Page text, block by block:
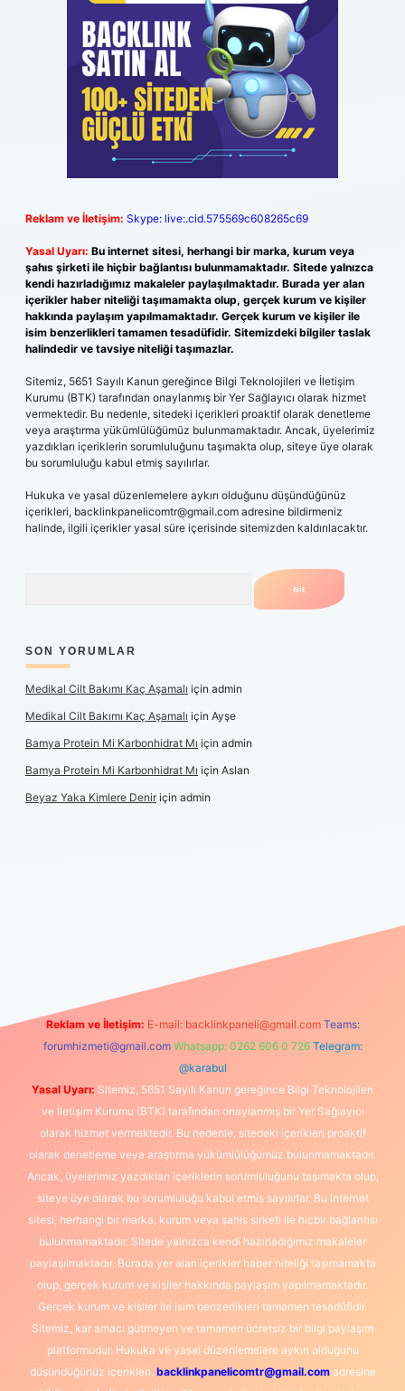
Reklam ve İletişim: Skype: live:.cid.575569c608265c69
Yasal Uyarı: Bu internet sitesi, herhangi bir marka, kurum veya
şahıs şirketi ile hiçbir bağlantısı bulunmamaktadır. Sitede yalnızca
kendi hazırladığımız makaleler paylaşılmaktadır. Burada yer alan
içerikler haber niteliği taşımamakta olup, gerçek kurum ve kişiler
hakkında paylaşım yapılmamaktadır. Gerçek kurum ve kişiler ile
isim benzerlikleri tamamen tesadüfidir. Sitemizdeki bilgiler taslak
halindedir ve tavsiye niteliği taşımazlar.
Sitemiz, 5651 Sayılı Kanun gereğince Bilgi Teknolojileri ve İletişim
Kurumu (BTK) tarafından onaylanmış bir Yer Sağlayıcı olarak hizmet
vermektedir. Bu nedenle, sitedeki içerikleri proaktif olarak denetleme
veya araştırma yükümlülüğümüz bulunmamaktadır. Ancak, üyelerimiz
yazdıkları içeriklerin sorumluluğunu taşımakta olup, siteye üye olarak
bu sorumluluğu kabul etmiş sayılırlar.
Hukuka ve yasal düzenlemelere aykırı olduğunu düşündüğünüz
içerikleri, backlinkpanelicomtr@gmail.com adresine bildirmeniz
halinde, ilgili içerikler yasal süre içerisinde sitemizden kaldırılacaktır.
SON YORUMLAR
Medikal Cilt Bakımı Kaç Aşamalı için admin
Medikal Cilt Bakımı Kaç Aşamalı için Ayşe
Bamya Protein Mi Karbonhidrat Mı için admin
Bamya Protein Mi Karbonhidrat Mı için Aslan
Beyaz Yaka Kimlere Deniriçin admin
Reklam ve İletişim: E-mail: backlinkpaneli@gmail.com Teams:
forumhizmeti@gmail.com Whatsapp: 0262 606 0 726 Telegram:
@karabul
Yasal Uyarı: Sitemiz, 5651 Sayılı Kanun gereğince Bilgi Teknolojileri
ve İletişim Kurumu (BTK) tarafından onaylanmış bir Yer Sağlayıcı
olarak hizmet vermektedir. Bu nedenle, sitedeki içerikleri proaktif
olarak denetleme veya araştırma yükümlülüğümüz bulunmamaktadır.
Ancak, üyelerimiz yazdıkları içeriklerin sorumluluğunu taşımakta olup,
siteye üye olarak bu sorumluluğu kabul etmiş sayılırlar. Bu internet
sitesi, herhangi bir marka, kurum veya şahıs şirketi ile hiçbir bağlantısı
bulunmamaktadır. Sitede yalnızca kendi hazırladığımız makaleler
paylaşılmaktadır. Burada yer alan içerikler haber niteliği taşımamakta
olup, gerçek kurum ve kişiler hakkında paylaşım yapılmamaktadır.
Gerçek kurum ve kişiler ile isim benzerlikleri tamamen tesadüfidir.
Sitemiz, kar amacı gütmeyen ve tamamen ücretsiz bir bilgi paylaşım
platformudur. Hukuka ve yasal düzenlemelere aykırı olduğunu
düşündüğünüz içerikleri, backlinkpanelicomtr@gmail.comadresine